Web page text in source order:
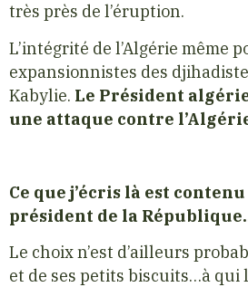
très près de l’éruption.
L’intégrité de l’Algérie même
expansionnistes des
Kabylie. Le Président
une attaque contre
Ce que j’écris là est
président de la
Le choix n’est d’ailleurs
et de ses petits biscuits…à